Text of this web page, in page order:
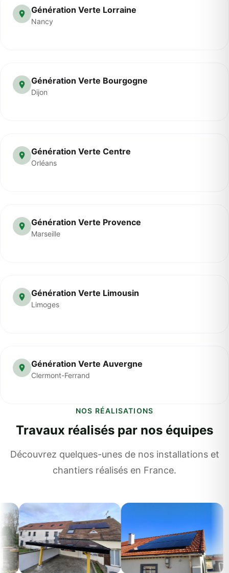
Génération Verte Lorraine
Nancy
Génération Verte Bourgogne
Dijon
Génération Verte Centre
Orléans
Génération Verte Provence
Marseille
Génération Verte Limousin
Limoges
Génération Verte Auvergne
Clermont-Ferrand
NOS RÉALISATIONS
Travaux réalisés par nos équipes
Découvrez quelques-unes de nos installations et
chantiers réalisés en France.